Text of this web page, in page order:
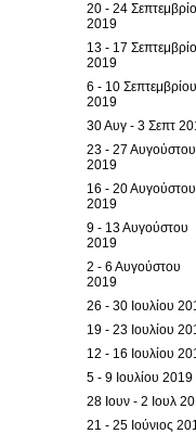
20 - 24
2019
13 - 17
2019
6 - 10 Σεπτεμβρίου
2019
30 Αυγ - 3 Σεπτ
23 - 27 Αυγούστου
2019
16 - 20 Αυγούστου
2019
9 - 13 Αυγούστου
2019
2 - 6 Αυγούστου
2019
26 - 30 Ιουλίου
19 - 23 Ιουλίου
12 - 16 Ιουλίου
5 - 9 Ιουλίου 2019
28 Ιουν - 2 Ιουλ
21 - 25 Ιούνιος